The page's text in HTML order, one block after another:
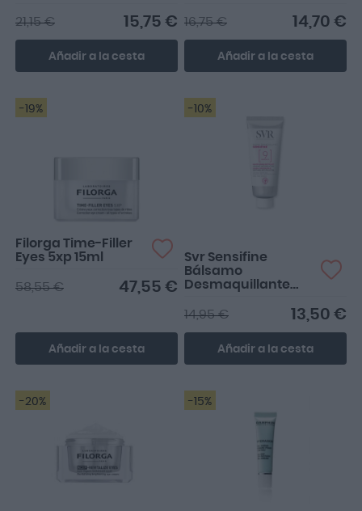
15,75 €
21,15 €
Añadir a la cesta
14,70 €
16,75 €
Añadir a la cesta
-19%
Filorga Time-Filler
Eyes 5xp 15ml
47,55 €
58,55 €
Añadir a la cesta
-10%
Desmaquilla perfecto
pestañas waterproof!! Me
Svr Sensifine
Bálsamo
Desmaquillante
13,50 €
14,95 €
Añadir a la cesta
-20% -15%